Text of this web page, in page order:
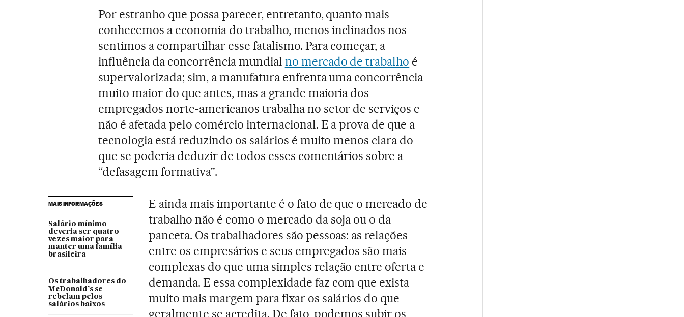
Por estranho que possa parecer, entretanto, quanto mais
conhecemos a economia do trabalho, menos inclinados nos
sentimos a compartilhar esse fatalismo. Para começar, a
influência da concorrência mundial no mercado de trabalho é
supervalorizada; sim, a manufatura enfrenta uma concorrência
muito maior do que antes, mas a grande maioria dos
empregados norte-americanos trabalha no setor de serviços e
não é afetada pelo comércio internacional. E a prova de que a
tecnologia está reduzindo os salários é muito menos clara do
que se poderia deduzir de todos esses comentários sobre a
“defasagem formativa”.
MAIS INFORMAÇÕES
Salário mínimo
deveria ser quatro
vezes maior para
manter uma família
brasileira
Os trabalhadores do
McDonald’s se
rebelam pelos
salários baixos
E ainda mais importante é o fato de que o mercado de
trabalho não é como o mercado da soja ou o da
panceta. Os trabalhadores são pessoas: as relações
entre os empresários e seus empregados são mais
complexas do que uma simples relação entre oferta e
demanda. E essa complexidade faz com que exista
muito mais margem para fixar os salários do que
geralmente se acredita. De fato, podemos subir os